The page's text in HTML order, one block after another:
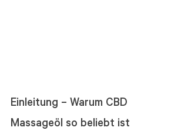
Einleitung – Warum CBD
Massageöl so beliebt ist